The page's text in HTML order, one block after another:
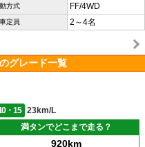
方式 FF/4WD
定員 2～4名
グレード一覧
・15
23km/L
満タンでどこまで走る？
920km